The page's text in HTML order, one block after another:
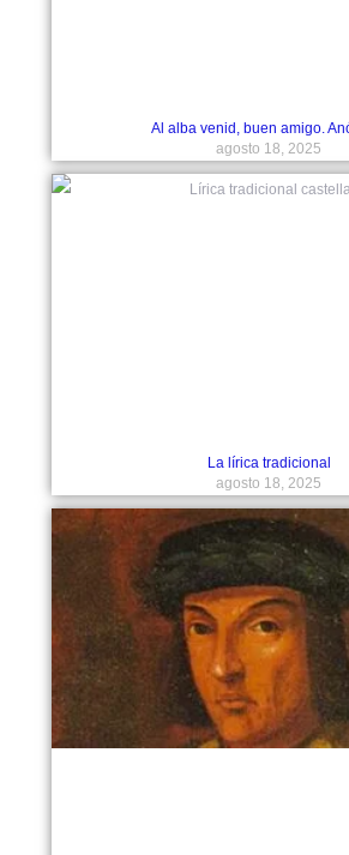
Al alba venid, buen amigo.
agosto 18, 2025
La lírica tradicional
agosto 18, 2025